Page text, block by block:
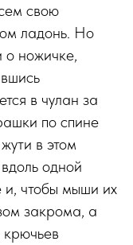
свою
ладонь. Но
о ножичке,
в чулан за
по спине
в этом
одной
и, чтобы мыши их
закрома, а